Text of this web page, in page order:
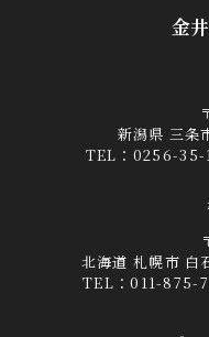
金
新潟県 三条
TEL： 0256-35-
北海道 札幌市 白
TEL：011-875-